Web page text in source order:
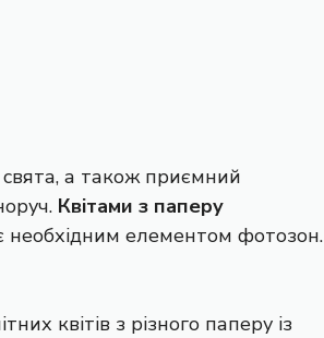
а також приємний
Квітами з паперу
необхідним елементом фотозон.
квітів з різного паперу із